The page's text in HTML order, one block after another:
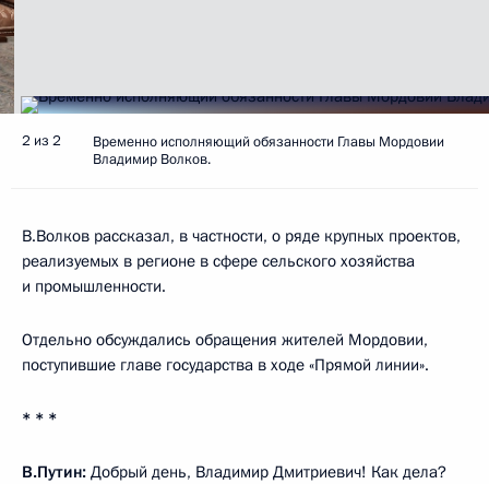
2 из 2
Временно исполняющий обязанности Главы Мордовии
Владимир Волков.
В.Волков рассказал, в частности, о ряде крупных проектов,
реализуемых в регионе в сфере сельского хозяйства
и промышленности.
Отдельно обсуждались обращения жителей Мордовии,
поступившие главе государства в ходе «Прямой линии».
* * *
В.Путин: Добрый день, Владимир Дмитриевич! Как дела?